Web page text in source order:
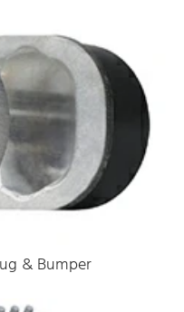
& Bumper